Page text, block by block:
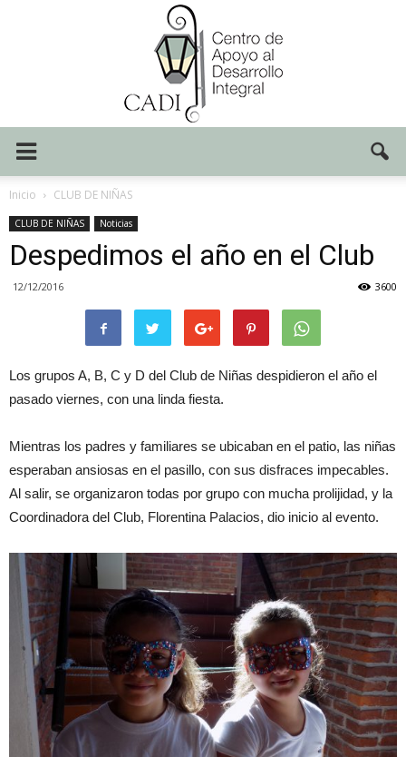
CADI
Inicio CLUB DE NIÑAS
CLUB DE NIÑAS Noticias
Despedimos el año en el Club
12/12/2016 3600
Los grupos A, B, C y D del Club de Niñas despidieron el año el
pasado viernes, con una linda fiesta.
Mientras los padres y familiares se ubicaban en el patio, las niñas
esperaban ansiosas en el pasillo, con sus disfraces impecables.
Al salir, se organizaron todas por grupo con mucha prolijidad, y la
Coordinadora del Club, Florentina Palacios, dio inicio al evento.